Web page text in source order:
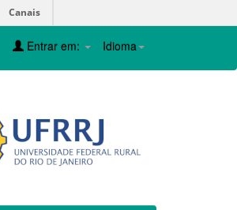
Canais
Idioma
Entrar em: